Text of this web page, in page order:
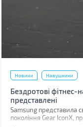
Новини Навушники
Бездротові фітнес-
представлені
Samsung представила
покоління Gear IconX,